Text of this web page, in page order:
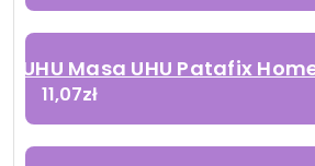
UHU Masa UHU Patafix
11,07zł